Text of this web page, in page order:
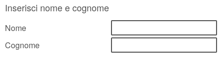
Inserisci nome e cognome
Nome
Cognome